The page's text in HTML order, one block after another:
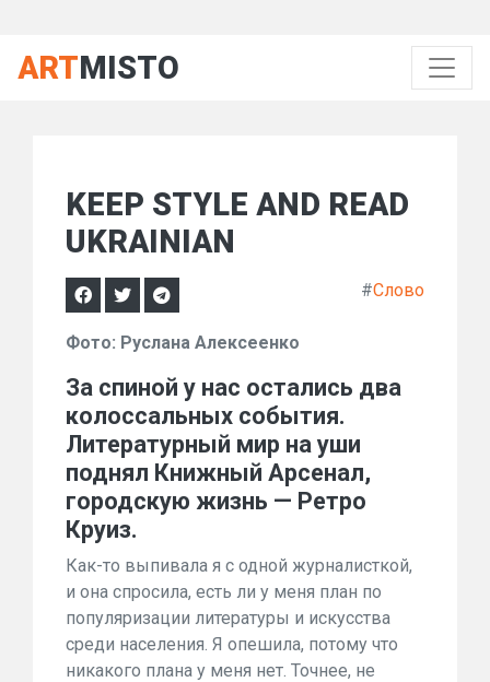
ARTMISTO
KEEP STYLE AND READ
UKRAINIAN
#Слово
Фото: Руслана Алексеенко
За спиной у нас остались два
колоссальных события.
Литературный мир на уши
поднял Книжный Арсенал,
городскую жизнь — Ретро
Круиз.
Как-то выпивала я с одной журналисткой,
и она спросила, есть ли у меня план по
популяризации литературы и искусства
среди населения. Я опешила, потому что
никакого плана у меня нет. Точнее, не